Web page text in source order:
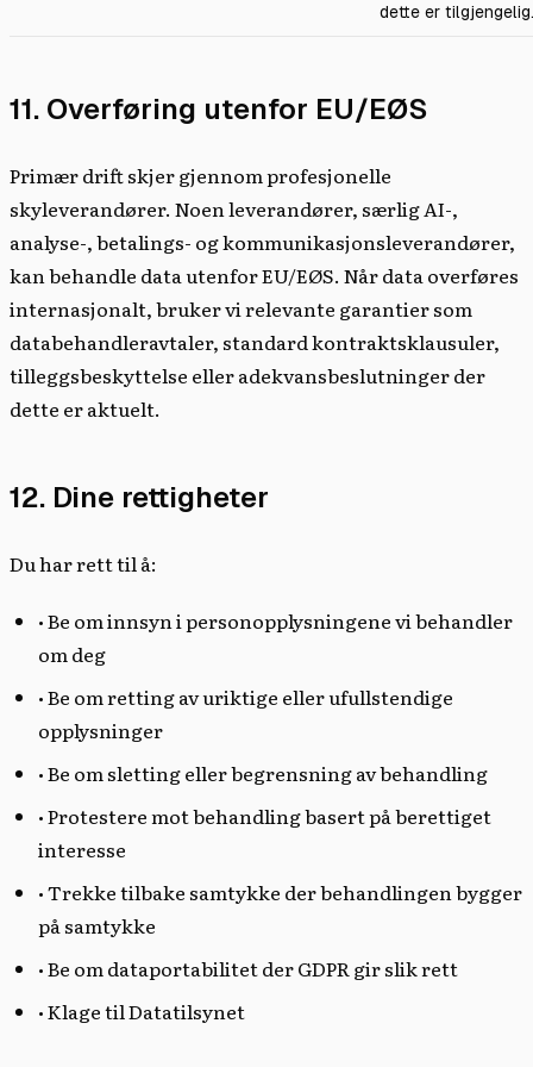
dette er tilgjengelig.
11. Overføring utenfor EU/EØS
Primær drift skjer gjennom profesjonelle
skyleverandører. Noen leverandører, særlig AI-,
analyse-, betalings- og kommunikasjonsleverandører,
kan behandle data utenfor EU/EØS. Når data overføres
internasjonalt, bruker vi relevante garantier som
databehandleravtaler, standard kontraktsklausuler,
tilleggsbeskyttelse eller adekvansbeslutninger der
dette er aktuelt.
12. Dine rettigheter
Du har rett til å:
• Be om innsyn i personopplysningene vi behandler
om deg
• Be om retting av uriktige eller ufullstendige
opplysninger
• Be om sletting eller begrensning av behandling
• Protestere mot behandling basert på berettiget
interesse
• Trekke tilbake samtykke der behandlingen bygger
på samtykke
• Be om dataportabilitet der GDPR gir slik rett
• Klage til Datatilsynet